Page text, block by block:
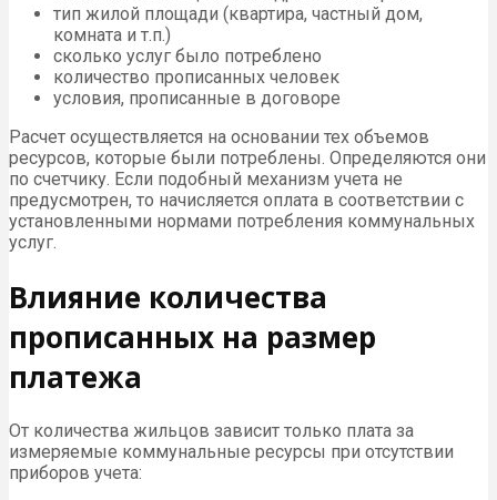
тип жилой площади (квартира, частный дом,
комната и т.п.)
сколько услуг было потреблено
количество прописанных человек
условия, прописанные в договоре
Расчет осуществляется на основании тех объемов
ресурсов, которые были потреблены. Определяются они
по счетчику. Если подобный механизм учета не
предусмотрен, то начисляется оплата в соответствии с
установленными нормами потребления коммунальных
услуг.
Влияние количества
прописанных на размер
платежа
От количества жильцов зависит только плата за
измеряемые коммунальные ресурсы при отсутствии
приборов учета: